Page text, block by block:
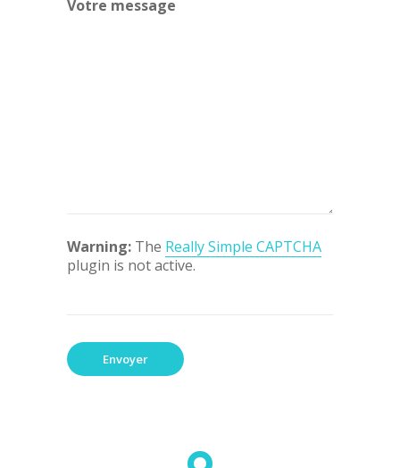
Votre message
Warning: The Really Simple CAPTCHA
plugin is not active.